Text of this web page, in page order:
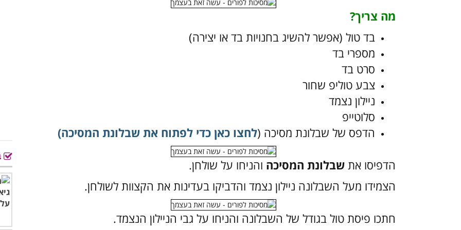
מה צריך?
בד טול (אפשר להשיג בחנויות בד או יצירה)
מספרי בד
סרט בד
צבע טוליפ שחור
ניילון נצמד
סלוטייפ
הדפס של שבלונת מסיכה (לחצו כאן כדי לפתוח את שבלונת המסיכה)
הדפיסו אתשבלונת המסיכה והניחו על שולחן.
הצמידו מעל השבלונה ניילון נצמד והדביקו בעדינות את הקצוות לשולחן.
חתכו פיסת טול בגודל של השבלונה והניחו על גבי הניילון הנצמד.